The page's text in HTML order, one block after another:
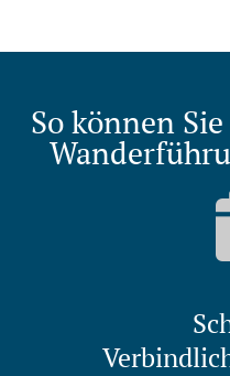
So können